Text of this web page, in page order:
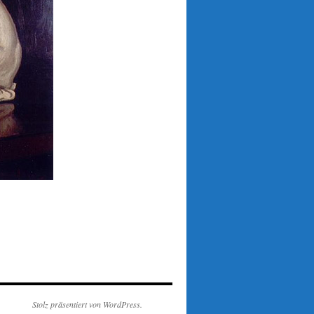
Stolz präsentiert von WordPress.